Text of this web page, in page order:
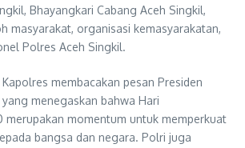
Bhayangkari Cabang Aceh Singkil,
masyarakat, organisasi kemasyarakatan,
Polres Aceh Singkil.
membacakan pesan Presiden
menegaskan bahwa Hari
merupakan momentum untuk memperkuat
bangsa dan negara. Polri juga